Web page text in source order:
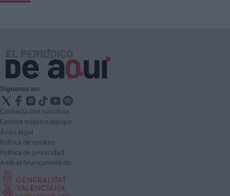
Síguenos en:
Contacta con nosotros
Conoce nuestro equipo
Aviso legal
Política de cookies
Política de privacidad
Amb el finançament de: